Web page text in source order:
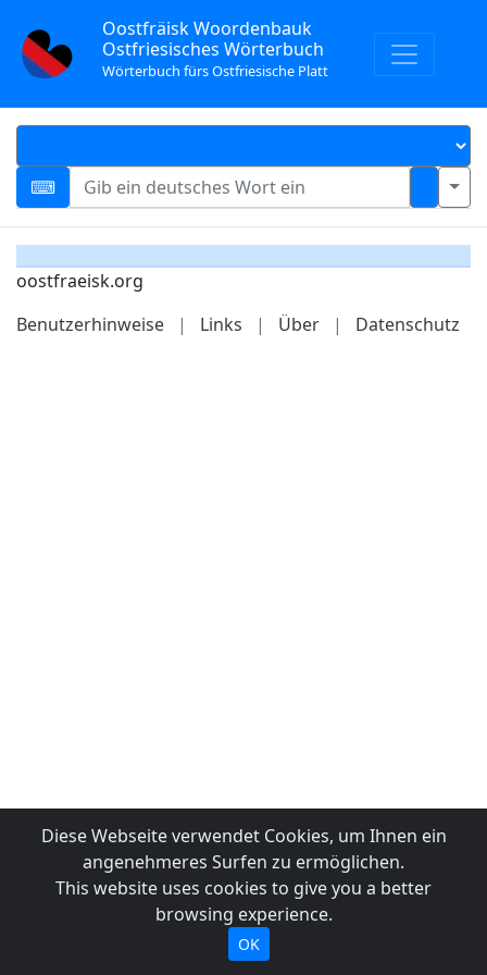
Oostfräisk Woordenbauk
Ostfriesisches Wörterbuch
Wörterbuch fürs Ostfriesische Platt
oostfraeisk.org
Benutzerhinweise
| Links | Über | Datenschutz
Diese Webseite verwendet Cookies, um Ihnen ein
angenehmeres Surfen zu ermöglichen.
This website uses cookies to give you a better
browsing experience.
OK